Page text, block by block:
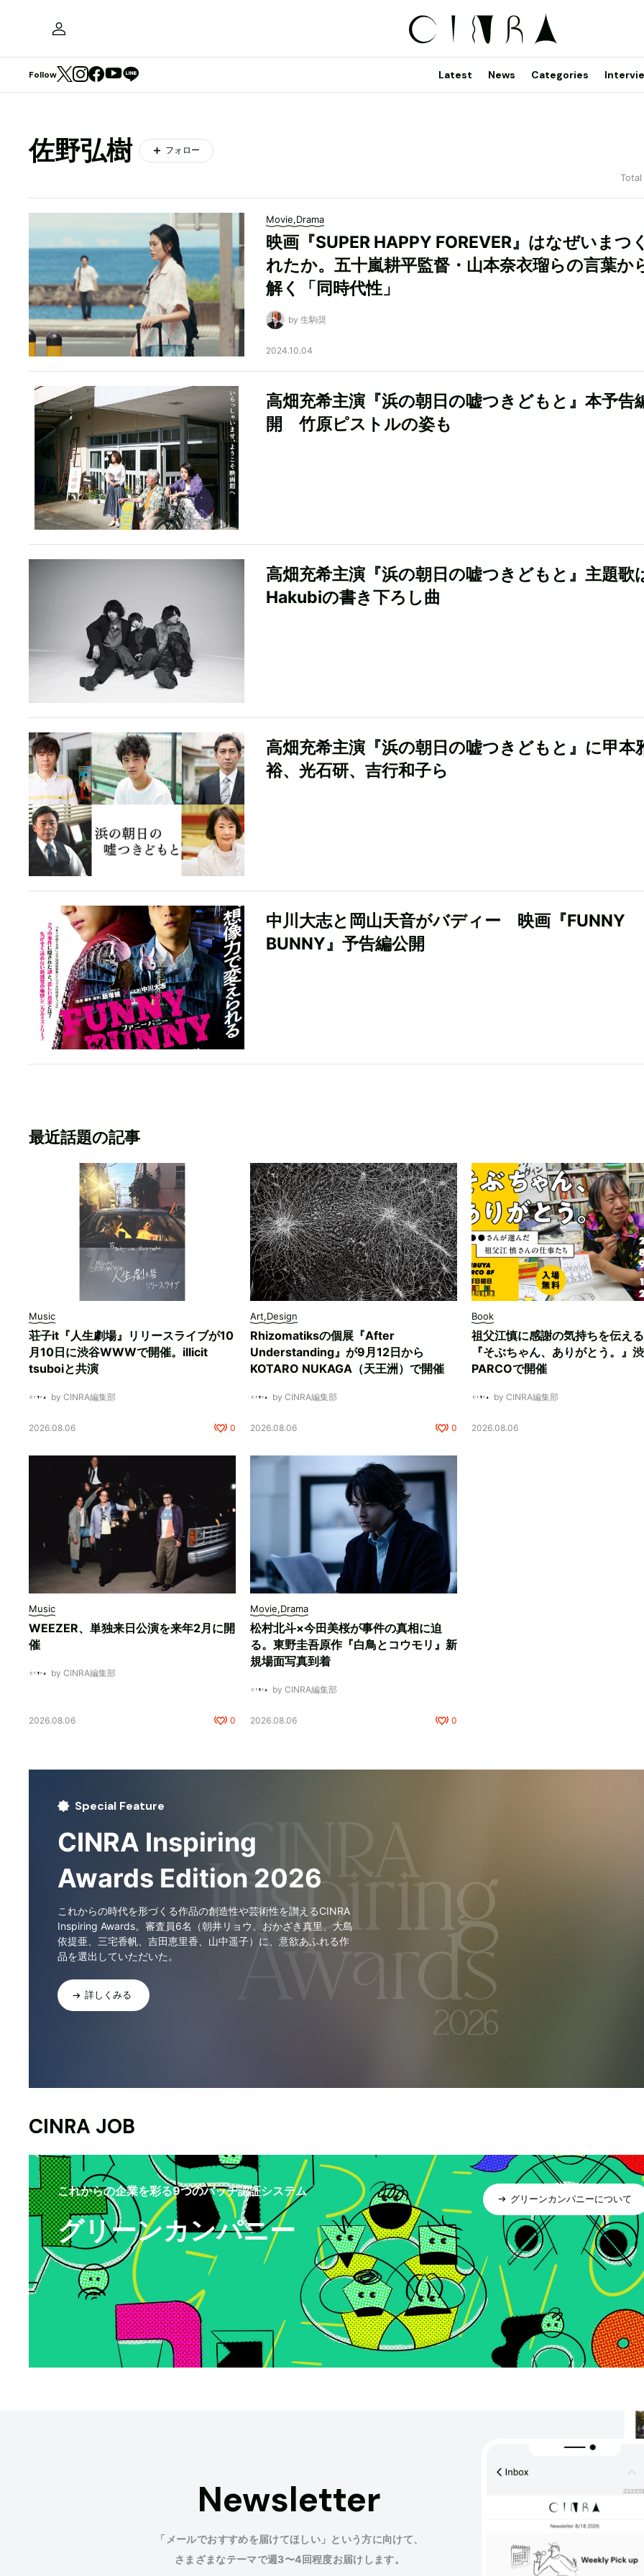
Follow Latest News Categories
佐野弘樹 フォロー
Movie,Drama
映画『SUPER HAPPY FOREVER』はなぜいまつ
れたか。五十嵐耕平監督・山本奈衣瑠らの言葉か
解く「同時代性」
by 生駒奨
2024.10.04
高畑充希主演『浜の朝日の嘘つきどもと』本予告
開 竹原ピストルの姿も
高畑充希主演『浜の朝日の嘘つきどもと』主題歌
Hakubiの書き下ろし曲
高畑充希主演『浜の朝日の嘘つきどもと』に甲本
裕、光石研、吉行和子ら
中川大志と岡山天音がバディー 映画『FUNNY
BUNNY』予告編公開
最近話題の記事
Music
荘子it『人生劇場』リリースライブが10
月10日に渋谷WWWで開催。illicit
tsuboiと共演
by CINRA編集部
2026.08.06 0
Art,Design
Rhizomatiksの個展『After
Understanding』が9月12日から
KOTARO NUKAGA（天王洲）で開催
by CINRA編集部
2026.08.06 0
Book
祖父江慎に感謝の気持ちを伝え
『そぶちゃん、ありがとう。』
PARCOで開催
by CINRA編集部
2026.08.06
Music
WEEZER、単独来日公演を来年2月に開
催
by CINRA編集部
2026.08.06 0
Movie,Drama
松村北斗×今田美桜が事件の真相に迫
る。東野圭吾原作『白鳥とコウモリ』新
規場面写真到着
by CINRA編集部
2026.08.06 0
Special Feature
CINRA Inspiring
Awards Edition 2026
これからの時代を形づくる作品の創造性や芸術性を讃えるCINRA
Inspiring Awards。審査員6名（朝井リョウ、おかざき真里、大島
依提亜、三宅香帆、吉田恵里香、山中遥子）に、意欲あふれる作
品を選出していただいた。
詳しくみる
CINRA JOB
これからの企業を彩る9つのバッヂ認証システム
グリーンカンパニー
グリーンカンパニーについて
Newsletter
「メールでおすすめを届けてほしい」という方に向けて、
さまざまなテーマで週3〜4回程度お届けします。